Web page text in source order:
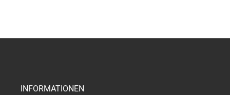
INFORMATIONEN